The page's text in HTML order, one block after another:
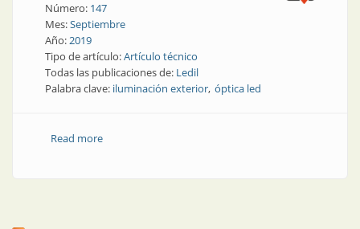
Número: 147
Mes:Septiembre
Año:2019
Tipo de artículo:Artículo técnico
Todas las publicaciones de: Ledil
Palabra clave: iluminación exterior óptica led
Read moreabout Alumbrado de exteriores | Ópticas de leds para